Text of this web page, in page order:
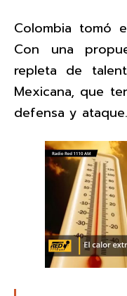
Colombia tomó
Con una
repleta de
Mexicana, que
defensa y ataque.